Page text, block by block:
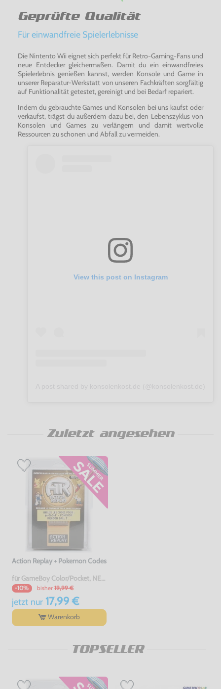
Geprüfte Qualität
Für einwandfreie Spielerlebnisse
Die Nintento Wii eignet sich perfekt für Retro-Gaming-Fans und
neue Entdecker gleichermaßen. Damit du ein einwandfreies
Spielerlebnis genießen kannst, werden Konsole und Game in
unserer Reparatur-Werkstatt von unseren Fachkräften sorgfältig
auf Funktionalität getestet, gereinigt und bei Bedarf repariert.
Indem du gebrauchte Games und Konsolen bei uns kaufst oder
verkaufst, trägst du außerdem dazu bei, den Lebenszyklus von
Konsolen und Games zu verlängern und damit wertvolle
Ressourcen zu schonen und Abfall zu vermeiden.
View this post on Instagram
Zuletzt angesehen
Action Replay + Pokemon Codes
für GameBoy Color/Pocket, NEU & OVP
-10% bisher 19,99 €
jetzt nur17,99 €
Warenkorb
TOPSELLER